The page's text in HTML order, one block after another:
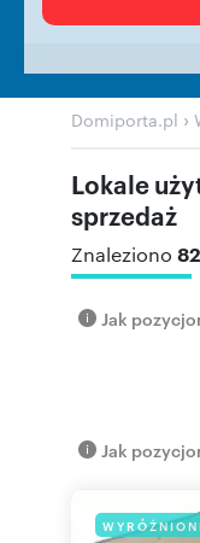
Domiporta.pl ›
Lokale
sprzedaż
Znaleziono 82
Jak
Jak